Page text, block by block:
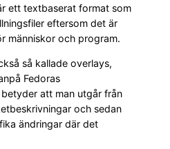
ett textbaserat format som
eftersom det är
människor och program.
så kallade overlays,
Fedoras
att man utgår från
och sedan
ändringar där det